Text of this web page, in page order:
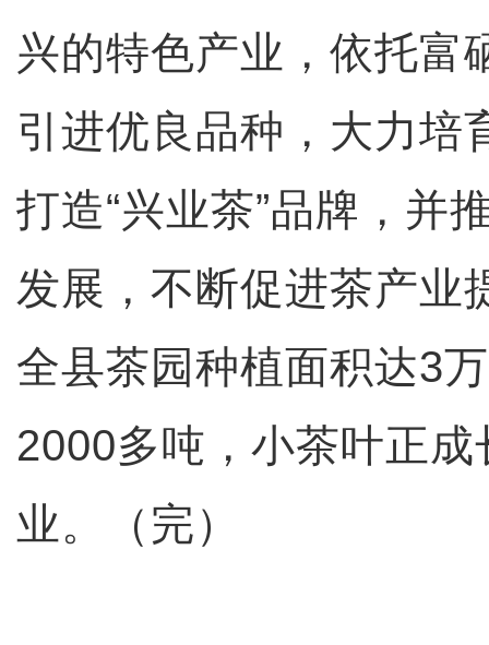
兴的特色产业，依托富
引进优良品种，大力培
打造“兴业茶”品牌，并
发展，不断促进茶产业
全县茶园种植面积达3
2000多吨，小茶叶正
业。（完）